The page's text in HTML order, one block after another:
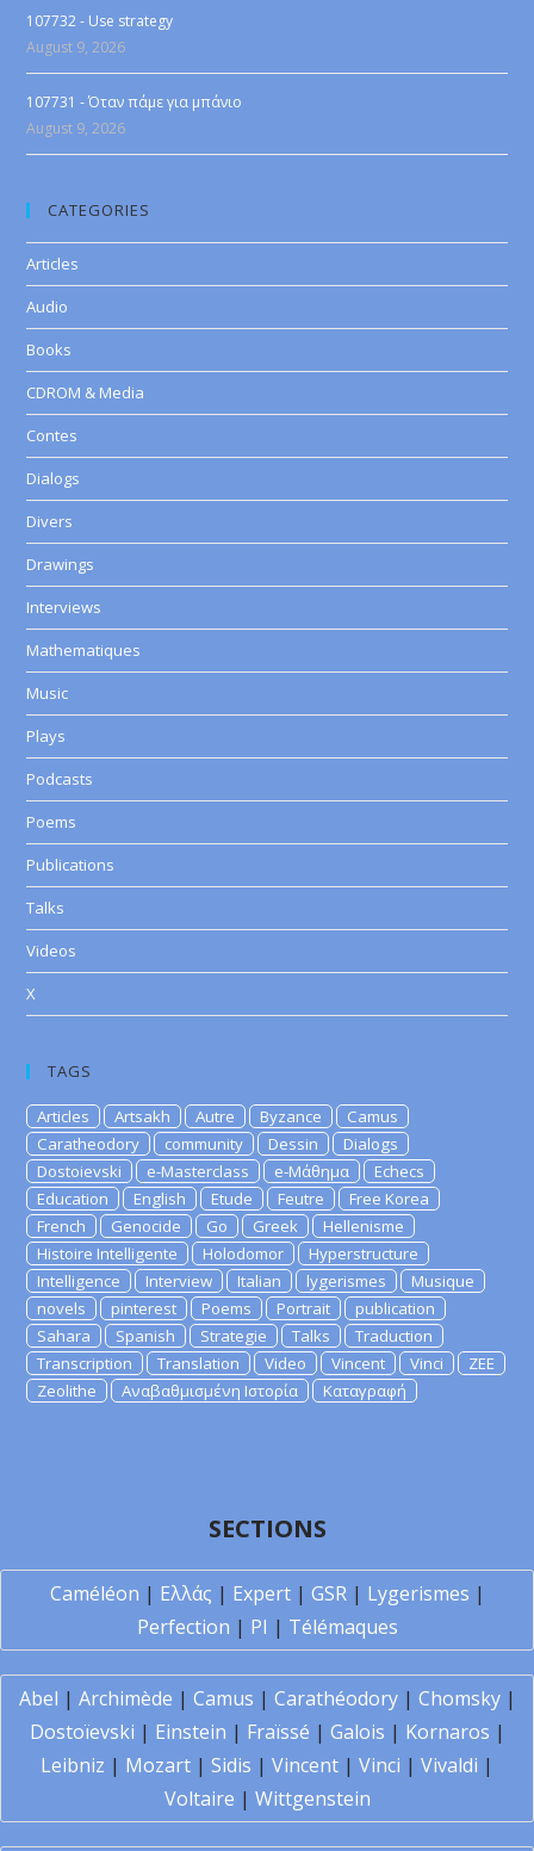
107732 - Use strategy
August 9, 2026
107731 - Όταν πάμε για μπάνιο
August 9, 2026
CATEGORIES
Articles
Audio
Books
CDROM & Media
Contes
Dialogs
Divers
Drawings
Interviews
Mathematiques
Music
Plays
Podcasts
Poems
Publications
Talks
Videos
X
TAGS
Articles Artsakh Autre Byzance
Camus
Caratheodory
community Dessin
Dialogs
Dostoievski
e-Masterclass e-Μάθημα
Echecs
Education
English Etude Feutre
Free Korea
French
Genocide Go Greek
Hellenisme
Histoire Intelligente
Holodomor
Hyperstructure
Intelligence
Interview Italian lygerismes
Musique
novels
pinterest Poems Portrait
publication
Sahara
Spanish Strategie Talks
Traduction
Transcription
Translation Video Vincent Vinci
ZEE
Zeolithe
Αναβαθμισμένη Ιστορία Καταγραφή
SECTIONS
Caméléon | Ελλάς | Expert| GSR| Lygerismes |
Perfection | PI | Télémaques
Abel | Archimède | Camus | Carathéodory| Chomsky|
Dostoïevski | Einstein | Fraïssé | Galois | Kornaros |
Leibniz | Mozart | Sidis | Vincent | Vinci | Vivaldi |
Voltaire | Wittgenstein